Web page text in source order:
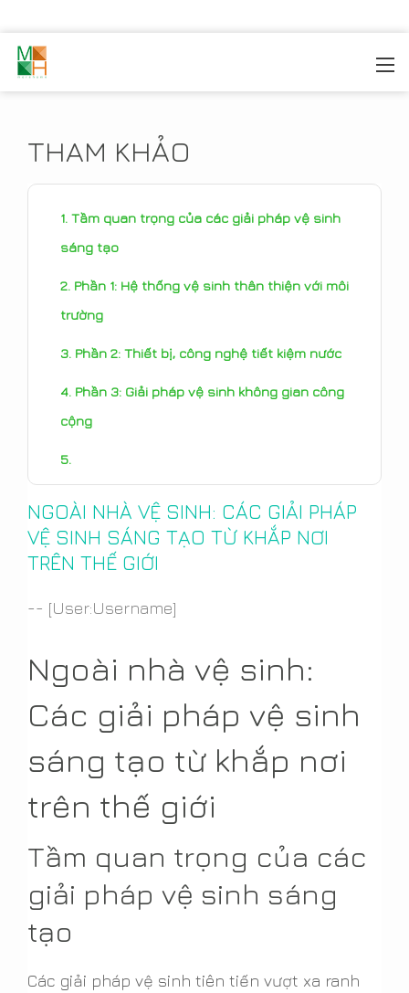
THAM KHẢO
Tầm quan trọng của các giải pháp vệ sinh
sáng tạo
Phần 1: Hệ thống vệ sinh thân thiện với môi
trường
Phần 2: Thiết bị, công nghệ tiết kiệm nước
Phần 3: Giải pháp vệ sinh không gian công
cộng
Phần 4: Những đổi mới trong quản lý vệ sinh
kinh nguyệt
Phần 5: Công nghệ phòng tắm thông minh
một tương lai tốt đẹp hơn.
NGOÀI NHÀ VỆ SINH: CÁC GIẢI PHÁP
VỆ SINH SÁNG TẠO TỪ KHẮP NƠI
TRÊN THẾ GIỚI
-- [User:Username]
Ngoài nhà vệ sinh:
Các giải pháp vệ sinh
sáng tạo từ khắp nơi
trên thế giới
Tầm quan trọng của các
giải pháp vệ sinh sáng
tạo
Các giải pháp vệ sinh tiên tiến vượt xa ranh